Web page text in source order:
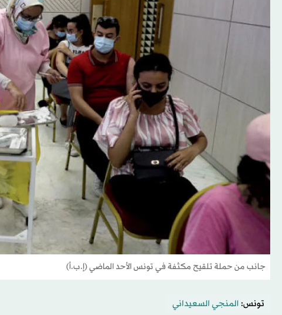
جانب من حملة تلقيح مكثفة في تونس الأحد الماضي (إ.ب.أ)
تونس: المنجي السعيداني